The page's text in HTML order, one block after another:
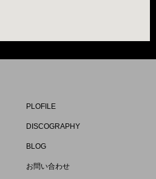
PLOFILE
DISCOGRAPHY
BLOG
お問い合わせ